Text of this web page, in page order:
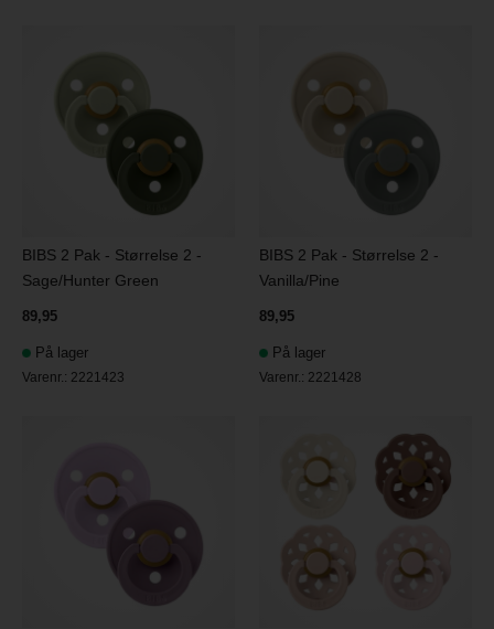
BIBS 2 Pak - Størrelse 2 -
Sage/Hunter Green
89,95
På lager
Varenr.: 2221423
BIBS 2 Pak - Størrelse 2 -
Vanilla/Pine
89,95
På lager
Varenr.: 2221428